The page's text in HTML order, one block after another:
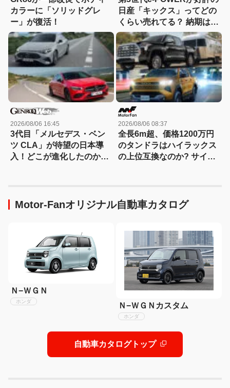
カラーに「ソリッドグレ
ー」が復活！
日産「キックス」ってどの
くらい売れてる？ 納期は？
人気グレードは？ e-
4ORCEの割合は？
2026/08/06 16:45
3代目「メルセデス・ベン
ツ CLA」が待望の日本導
入！どこが進化したのか先
2026/08/06 08:37
全長6m超、価格1200万円
のタンドラはハイラックス
の上位互換なのか? サイ
徹底比較】
Motor-Fanオリジナル自動車カタログ
Ｎ−ＷＧＮ
ホンダ Ｎ−ＷＧＮカスタム
ホンダ
自動車カタログトップ